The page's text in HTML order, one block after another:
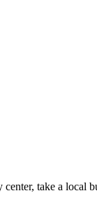
take a